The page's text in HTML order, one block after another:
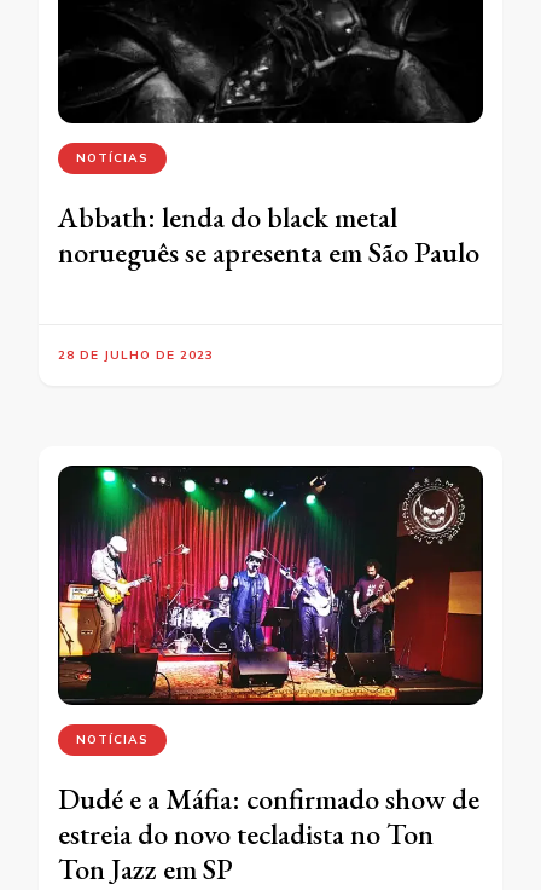
NOTÍCIAS
Abbath: lenda do black metal
norueguês se apresenta em São Paulo
28 DE JULHO DE 2023
NOTÍCIAS
Dudé e a Máfia: confirmado show de
estreia do novo tecladista no Ton
Ton Jazz em SP